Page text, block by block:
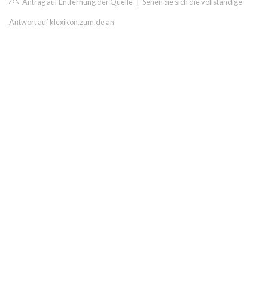
Antrag auf Entfernung der Quelle Sehen Sie sich die vollständige
Antwort auf klexikon.zum.de an